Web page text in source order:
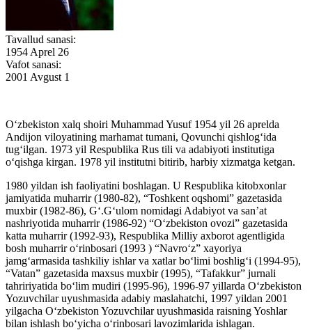
Tavallud sanasi:
1954 Aprel 26
Vafot sanasi:
2001 Avgust 1
O‘zbekiston xalq shoiri Muhammad Yusuf 1954 yil 26 aprelda
Andijon viloyatining marhamat tumani, Qovunchi qishlog‘ida
tug‘ilgan. 1973 yil Respublika Rus tili va adabiyoti institutiga
o‘qishga kirgan. 1978 yil institutni bitirib, harbiy xizmatga ketgan.
1980 yildan ish faoliyatini boshlagan. U Respublika kitobxonlar
jamiyatida muharrir (1980-82), “Toshkent oqshomi” gazetasida
muxbir (1982-86), G‘.G‘ulom nomidagi Adabiyot va san’at
nashriyotida muharrir (1986-92) “O‘zbekiston ovozi” gazetasida
katta muharrir (1992-93), Respublika Milliy axborot agentligida
bosh muharrir o‘rinbosari (1993 ) “Navro‘z” xayoriya
jamg‘armasida tashkiliy ishlar va xatlar bo‘limi boshlig‘i (1994-95),
“Vatan” gazetasida maxsus muxbir (1995), “Tafakkur” jurnali
tahririyatida bo‘lim mudiri (1995-96), 1996-97 yillarda O‘zbekiston
Yozuvchilar uyushmasida adabiy maslahatchi, 1997 yildan 2001
yilgacha O‘zbekiston Yozuvchilar uyushmasida raisning Yoshlar
bilan ishlash bo‘yicha o‘rinbosari lavozimlarida ishlagan.